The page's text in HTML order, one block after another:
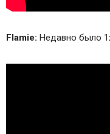
Flamie: Недавно было